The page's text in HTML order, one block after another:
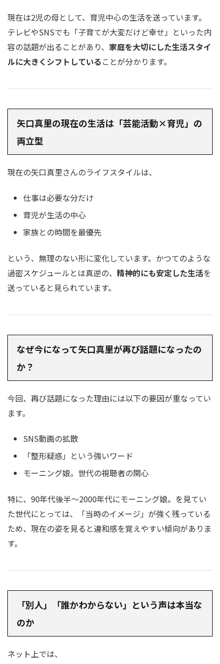
現在は2児の母として、育児中心の生活を送っています。
テレビやSNSでも「子育てが大変だけど幸せ」といった内
容の話題が出ることがあり、 家庭を大切にした生活スタイ
ルに大きくシフトしている ことが分かります。
矢口真里の現在の生活は「芸能活動×育児」の
両立型
現在の矢口真里さんのライフスタイルは、
仕事は必要な分だけ
育児が生活の中心
家族との時間を最優先
という、無理のない形に変化しています。かつてのような
過密スケジュールとは真逆の、 精神的にも安定した生活を
送っていると見られています。
なぜ今になって矢口真里が再び話題になったの
か？
今回、再び話題になった理由には以下の要因が重なってい
ます。
SNS動画の拡散
「整形疑惑」という強いワード
モーニング娘。世代の視聴者の関心
特に、90年代後半〜2000年代にモーニング娘。を見てい
た世代にとっては、「当時のイメージ」が強く残っている
ため、現在の姿を見ると違和感を覚えやすい傾向がありま
す。
「別人」「誰かわからない」という声は本当な
のか
ネット上では、